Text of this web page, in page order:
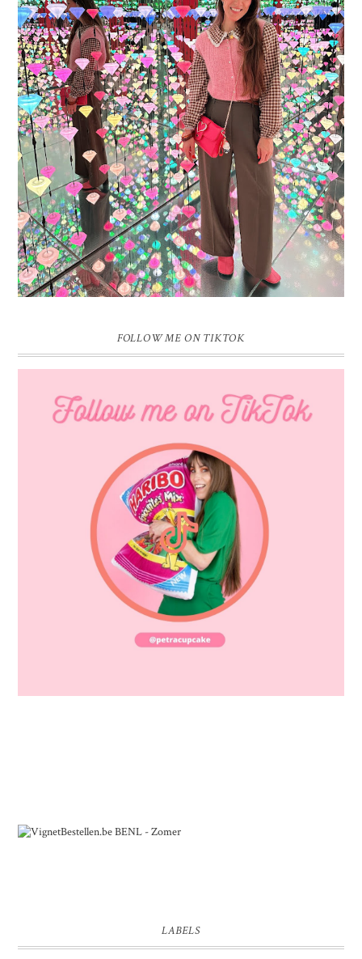
16 JAAR SPRINKLES ON A CUPCAKE
Vandaag is het weer zo’n moment waarop ik even bewust op de
pauzeknop duw, want Sprinkles on a Cupcake bestaat 16 jaar. Zestien.
Dat blijft ...
FOLLOW ME ON TIKTOK
LABELS